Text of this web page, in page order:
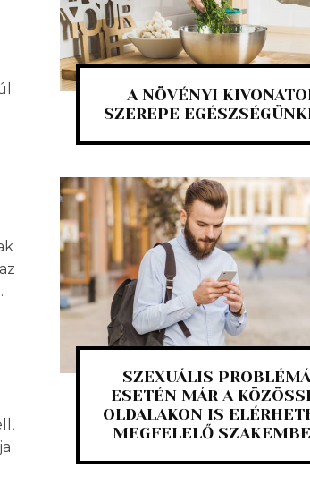
A NÖVÉNYI
SZEREPE
SZEXUÁLIS
ESETÉN MÁR A
OLDALAKON IS
MEGFELELŐ